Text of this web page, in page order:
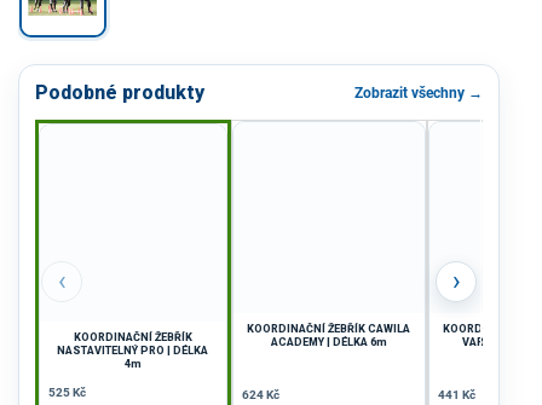
Podobné produkty Zobrazit všechny →
‹
KOORDINAČNÍ ŽEBŘÍK
NASTAVITELNÝ PRO | DÉLKA
4m
525 Kč
KOORDINAČNÍ ŽEBŘÍK CAWILA
ACADEMY | DÉLKA 6m
624 Kč
KOORDINAČNÍ
VARIABILNÍ |
441 Kč
›